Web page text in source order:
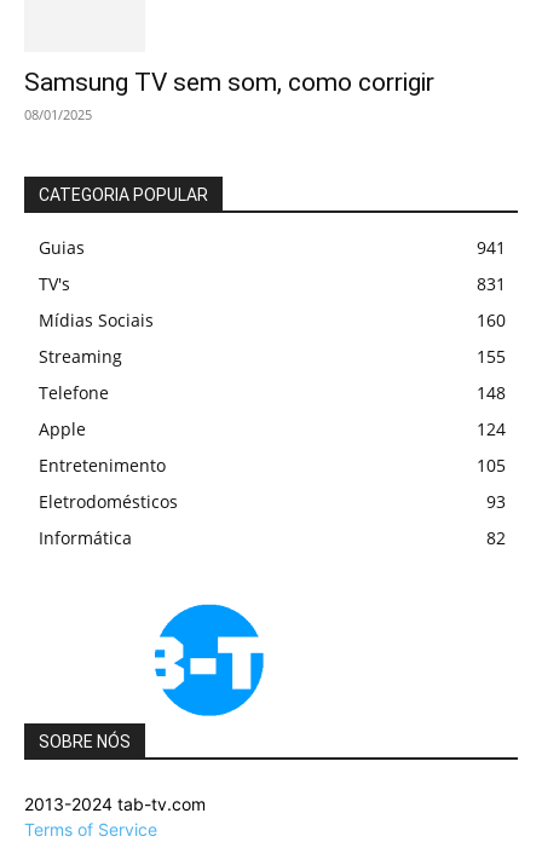
Samsung TV sem som, como corrigir
08/01/2025
CATEGORIA POPULAR
Guias
941
TV's
831
Mídias Sociais
160
Streaming
155
Telefone
148
Apple
124
Entretenimento
105
Eletrodomésticos
93
Informática
82
SOBRE NÓS
2013-2024 tab-tv.com
Terms of Service